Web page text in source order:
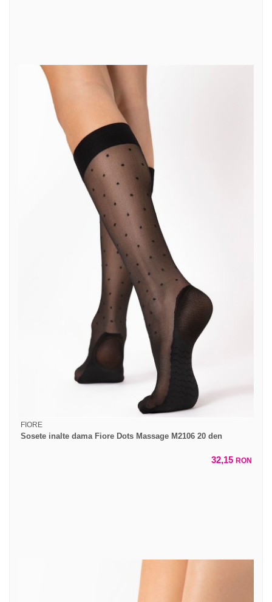
FIORE
Sosete inalte dama Fiore Dots Massage M2106 20 den
32,15 RON